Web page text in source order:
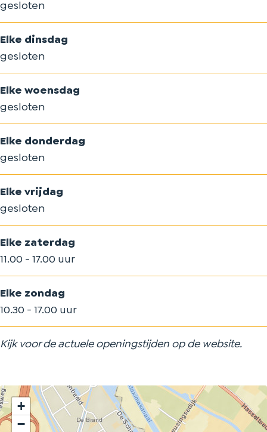
gesloten
Elke dinsdag
gesloten
Elke woensdag
gesloten
Elke donderdag
gesloten
Elke vrijdag
gesloten
Elke zaterdag
11.00 - 17.00 uur
Elke zondag
10.30 - 17.00 uur
Kijk voor de actuele openingstijden op de website.
+
−